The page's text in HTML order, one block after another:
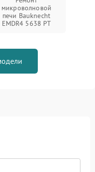
микроволновой
печи Bauknecht
EMDR4 5638 PT